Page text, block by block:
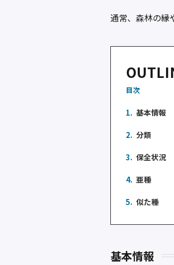
通常、森林の縁
目次
1. 基本情報
2. 分類
3. 保全状況
4. 亜種
5. 似た種
基本情報